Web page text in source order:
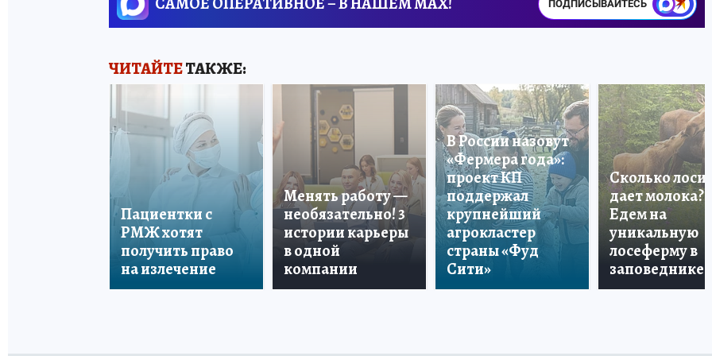
ПОДПИСЫВАЙТЕСЬ
ЧИТАЙТЕТАКЖЕ:
Пациентки с
РМЖ хотят
получить право
на излечение
Менять работу —
необязательно! 3
истории карьеры
в одной
компании
В России назовут
«Фермера года»:
проект КП
поддержал
крупнейший
агрокластер
страны «Фуд
Сити»
Сколько лосиха
дает молока?
Едем на
уникальную
лосеферму в
заповеднике!